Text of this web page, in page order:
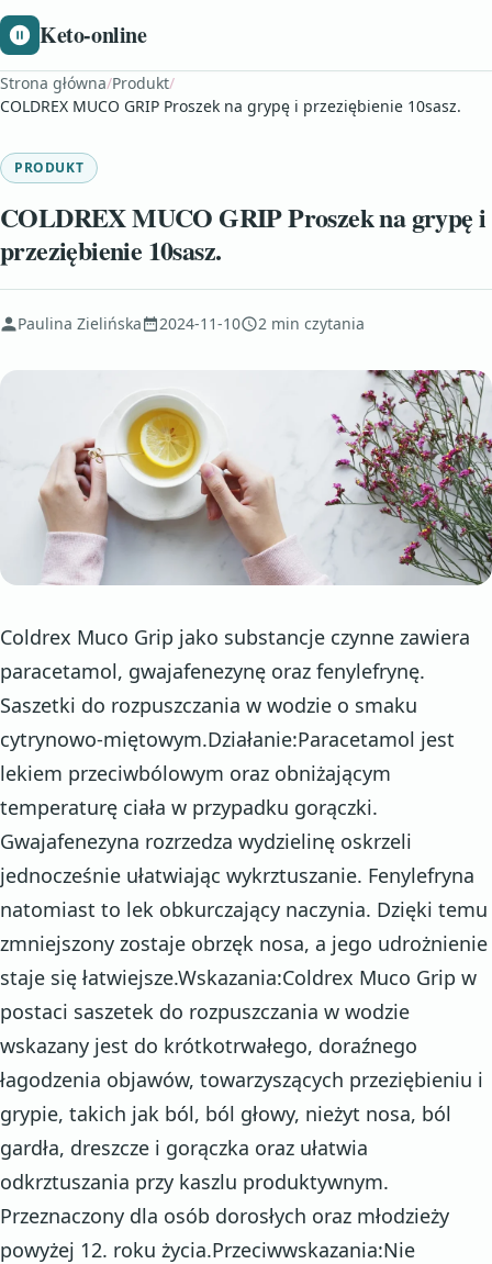
Keto-online
Strona główna/Produkt/
COLDREX MUCO GRIP Proszek na grypę i przeziębienie 10sasz.
PRODUKT
COLDREX MUCO GRIP Proszek na grypę i
przeziębienie 10sasz.
Paulina Zielińska 2024-11-10 2 min czytania
Coldrex Muco Grip jako substancje czynne zawiera
paracetamol, gwajafenezynę oraz fenylefrynę.
Saszetki do rozpuszczania w wodzie o smaku
cytrynowo-miętowym.Działanie:Paracetamol jest
lekiem przeciwbólowym oraz obniżającym
temperaturę ciała w przypadku gorączki.
Gwajafenezyna rozrzedza wydzielinę oskrzeli
jednocześnie ułatwiając wykrztuszanie. Fenylefryna
natomiast to lek obkurczający naczynia. Dzięki temu
zmniejszony zostaje obrzęk nosa, a jego udrożnienie
staje się łatwiejsze.Wskazania:Coldrex Muco Grip w
postaci saszetek do rozpuszczania w wodzie
wskazany jest do krótkotrwałego, doraźnego
łagodzenia objawów, towarzyszących przeziębieniu i
grypie, takich jak ból, ból głowy, nieżyt nosa, ból
gardła, dreszcze i gorączka oraz ułatwia
odkrztuszania przy kaszlu produktywnym.
Przeznaczony dla osób dorosłych oraz młodzieży
powyżej 12. roku życia.Przeciwwskazania:Nie